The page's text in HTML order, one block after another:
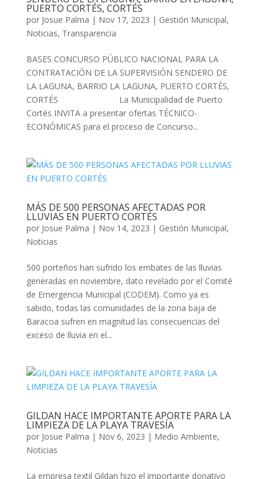
PUERTO CORTÉS, CORTÉS
por Josue Palma | Nov 17, 2023 | Gestión Municipal,
Noticias, Transparencia
BASES CONCURSO PÚBLICO NACIONAL PARA LA
CONTRATACIÓN DE LA SUPERVISIÓN SENDERO DE
LA LAGUNA, BARRIO LA LAGUNA, PUERTO CORTÉS,
CORTÉS La Municipalidad de Puerto
Cortés INVITA a presentar ofertas TÉCNICO-
ECONÓMICAS para el proceso de Concurso...
MÁS DE 500 PERSONAS AFECTADAS POR
LLUVIAS EN PUERTO CORTÉS
por Josue Palma | Nov 14, 2023 | Gestión Municipal,
Noticias
500 porteños han sufrido los embates de las lluvias
generadas en noviembre, dato revelado por el Comité
de Emergencia Municipal (CODEM). Como ya es
sabido, todas las comunidades de la zona baja de
Baracoa sufren en magnitud las consecuencias del
exceso de lluvia en el...
GILDAN HACE IMPORTANTE APORTE PARA LA
LIMPIEZA DE LA PLAYA TRAVESÍA
por Josue Palma | Nov 6, 2023 | Medio Ambiente,
Noticias
La empresa textil Gildan hizo el importante donativo